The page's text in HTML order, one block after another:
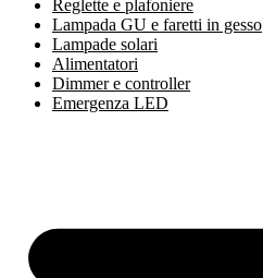
Reglette e plafoniere
Lampada GU e faretti in gesso
Lampade solari
Alimentatori
Dimmer e controller
Emergenza LED